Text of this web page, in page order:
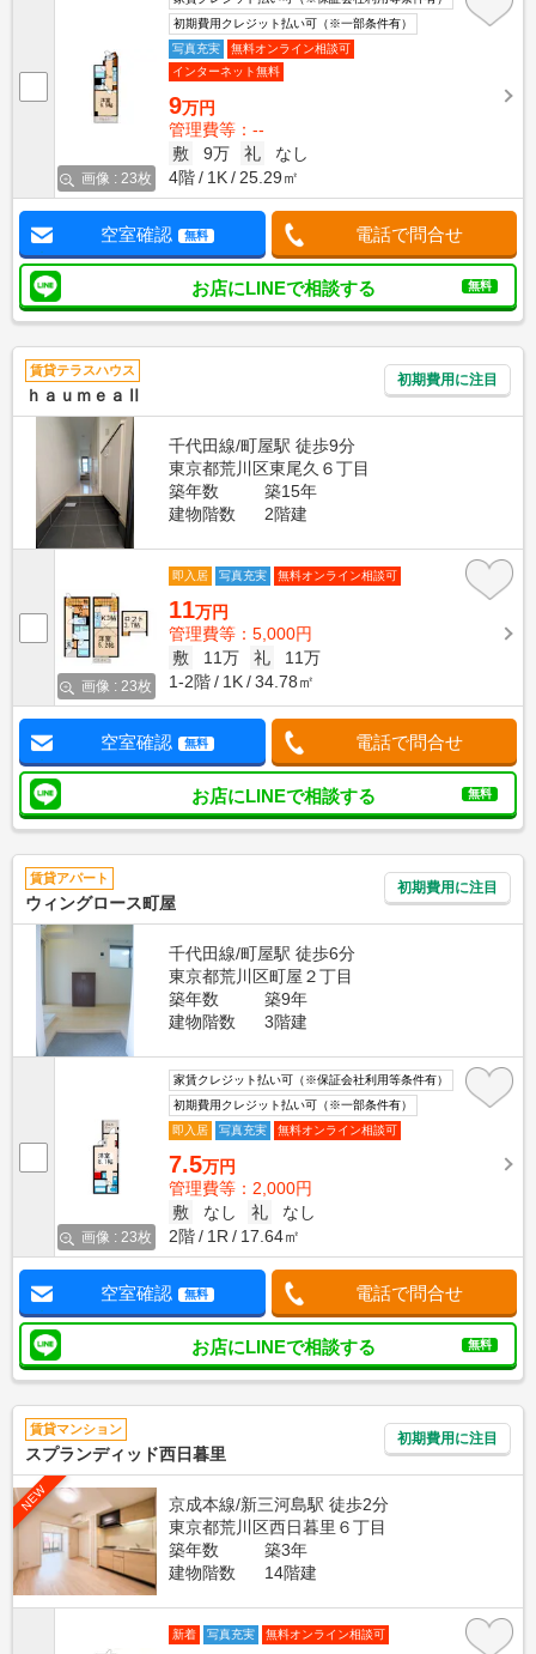
画像 : 23枚
初期費用クレジット払い可（※一部条件有）
写真充実
無料オンライン相談可
インターネット無料
9万円
管理費等：--
敷
9万 礼
なし
4階
1K 25.29㎡
空室確認 無料 電話で問合せ
お店にLINEで相談する 無料
賃貸テラスハウス
ｈａｕｍｅａⅡ
初期費用に注目
千代田線/町屋駅 徒歩9分
東京都荒川区東尾久６丁目
築年数
築15年
建物階数
2階建
画像 : 23枚
即入居 写真充実 無料オンライン相談可
11万円
管理費等：5,000円
敷
11万 礼
11万
1-2階
1K 34.78㎡
空室確認 無料 電話で問合せ
お店にLINEで相談する 無料
賃貸アパート
ウィングロース町屋
初期費用に注目
千代田線/町屋駅 徒歩6分
東京都荒川区町屋２丁目
築年数
築9年
建物階数
3階建
画像 : 23枚
家賃クレジット払い可（※保証会社利用等条件有）
初期費用クレジット払い可（※一部条件有）
即入居
写真充実 無料オンライン相談可
7.5万円
管理費等：2,000円
敷
なし 礼
なし
2階
1R 17.64㎡
空室確認 無料 電話で問合せ
お店にLINEで相談する 無料
賃貸マンション
スプランディッド西日暮里
初期費用に注目
NEW
京成本線/新三河島駅 徒歩2分
東京都荒川区西日暮里６丁目
築年数
築3年
建物階数
14階建
新着 写真充実 無料オンライン相談可